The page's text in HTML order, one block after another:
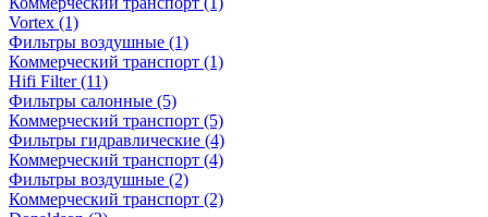
Vortex (1)
Фильтры воздушные (1)
Коммерческий транспорт (1)
Hifi Filter(11)
Фильтры салонные (5)
Коммерческий транспорт (5)
Фильтры гидравлические (4)
Коммерческий транспорт (4)
Фильтры воздушные (2)
Коммерческий транспорт (2)